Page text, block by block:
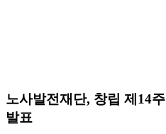
노사발전재단, 창립 제14
발표